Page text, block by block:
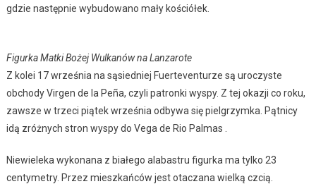
gdzie następnie wybudowano mały kościółek.
Figurka Matki Bożej Wulkanów na Lanzarote
Z kolei 17 września na sąsiedniej Fuerteventurze są uroczyste
obchody Virgen de la Peña, czyli patronki wyspy. Z tej okazji co roku,
zawsze w trzeci piątek września odbywa się pielgrzymka. Pątnicy
idą zróżnych stron wyspy do Vega de Rio Palmas .
Niewieleka wykonana z białego alabastru figurka ma tylko 23
centymetry. Przez mieszkańców jest otaczana wielką czcią.